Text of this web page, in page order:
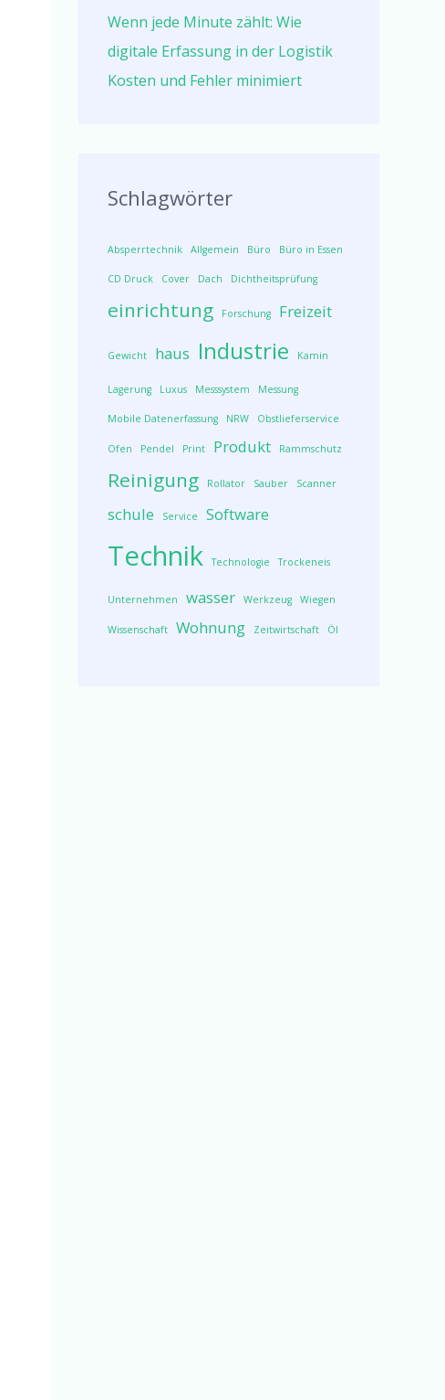
Wenn jede Minute zählt: Wie
digitale Erfassung in der Logistik
Kosten und Fehler minimiert
Schlagwörter
Absperrtechnik Allgemein Büro Büro in Essen
CD Druck Cover Dach Dichtheitsprüfung
einrichtung Forschung Freizeit
Gewicht haus Industrie Kamin
Lagerung Luxus Messsystem Messung
Mobile Datenerfassung NRW Obstlieferservice
Ofen Pendel Print Produkt Rammschutz
Reinigung Rollator Sauber Scanner
schule Service Software
Technik Technologie Trockeneis
Unternehmen wasser Werkzeug Wiegen
Wissenschaft Wohnung Zeitwirtschaft Öl